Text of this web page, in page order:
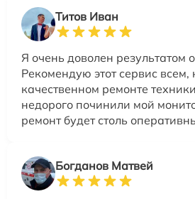
Титов Иван
Я очень доволен результатом
Рекомендую этот сервис всем,
качественном ремонте
недорого починили мой
ремонт будет столь
Богданов Матвей